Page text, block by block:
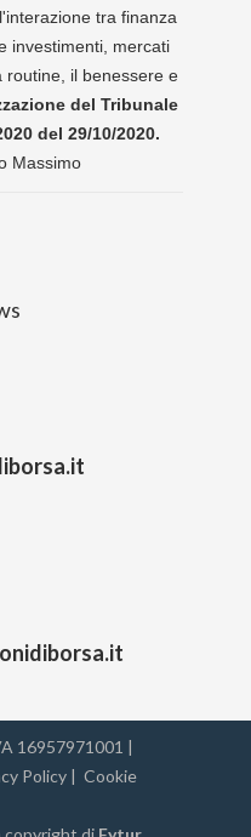
tra finanza
investimenti, mercati
routine, il benessere e
del Tribunale
del 29/10/2020.
Massimo
16957971001 |
Policy | Cookie